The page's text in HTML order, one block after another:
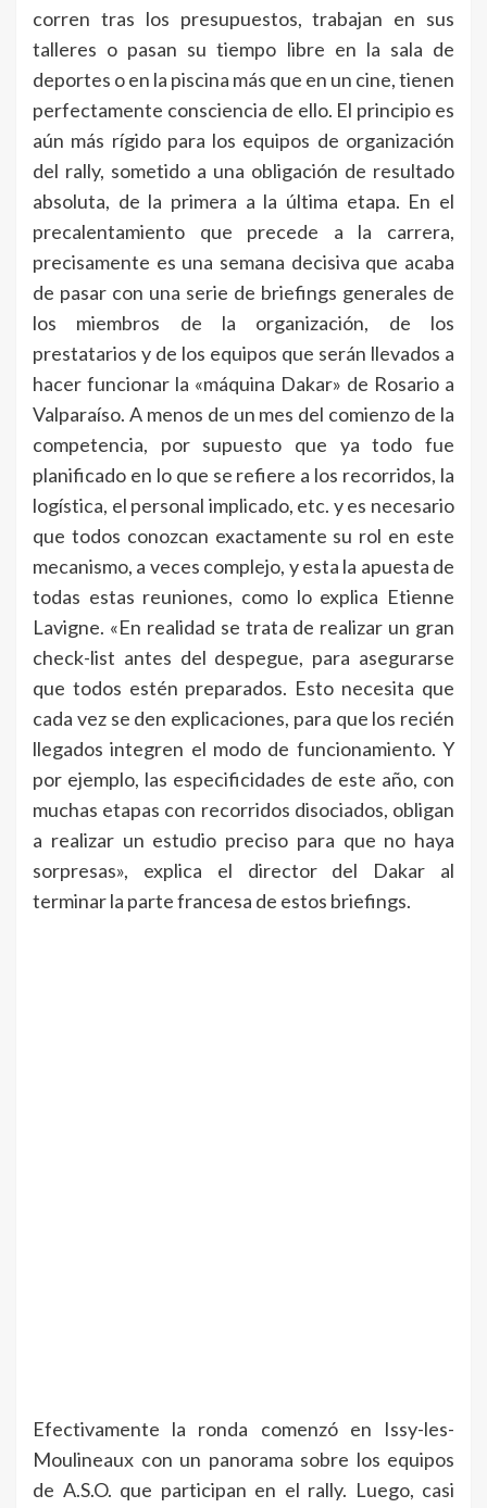
corren tras los presupuestos, trabajan en sus
talleres o pasan su tiempo libre en la sala de
deportes o en la piscina más que en un cine, tienen
perfectamente consciencia de ello. El principio es
aún más rígido para los equipos de organización
del rally, sometido a una obligación de resultado
absoluta, de la primera a la última etapa. En el
precalentamiento que precede a la carrera,
precisamente es una semana decisiva que acaba
de pasar con una serie de briefings generales de
los miembros de la organización, de los
prestatarios y de los equipos que serán llevados a
hacer funcionar la «máquina Dakar» de Rosario a
Valparaíso. A menos de un mes del comienzo de la
competencia, por supuesto que ya todo fue
planificado en lo que se refiere a los recorridos, la
logística, el personal implicado, etc. y es necesario
que todos conozcan exactamente su rol en este
mecanismo, a veces complejo, y esta la apuesta de
todas estas reuniones, como lo explica Etienne
Lavigne. «En realidad se trata de realizar un gran
check-list antes del despegue, para asegurarse
que todos estén preparados. Esto necesita que
cada vez se den explicaciones, para que los recién
llegados integren el modo de funcionamiento. Y
por ejemplo, las especificidades de este año, con
muchas etapas con recorridos disociados, obligan
a realizar un estudio preciso para que no haya
sorpresas», explica el director del Dakar al
terminar la parte francesa de estos briefings.
Efectivamente la ronda comenzó en Issy-les-
Moulineaux con un panorama sobre los equipos
de A.S.O. que participan en el rally. Luego, casi